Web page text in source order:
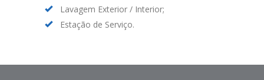
Lavagem Exterior / Interior;
Estação de Serviço.